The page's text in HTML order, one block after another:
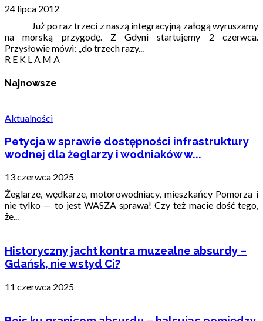
24 lipca 2012
Już po raz trzeci z naszą integracyjną załogą wyruszamy
na morską przygodę. Z Gdyni startujemy 2 czerwca.
Przysłowie mówi: „do trzech razy...
R E K L A M A
Najnowsze
Aktualności
Petycja w sprawie dostępności infrastruktury
wodnej dla żeglarzy i wodniaków w...
13 czerwca 2025
Żeglarze, wędkarze, motorowodniacy, mieszkańcy Pomorza i
nie tylko — to jest WASZA sprawa! Czy też macie dość tego,
że...
Historyczny jacht kontra muzealne absurdy –
Gdańsk, nie wstyd Ci?
11 czerwca 2025